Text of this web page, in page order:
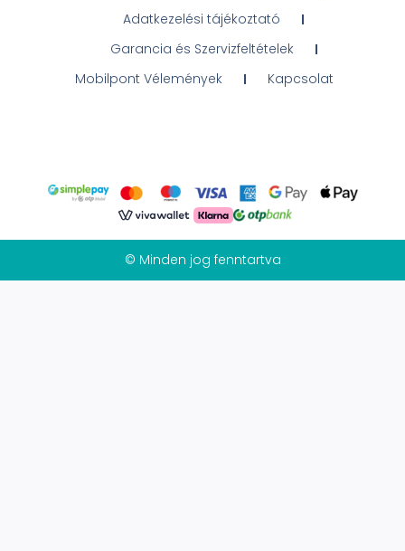
Adatkezelési tájékoztató
Garancia és Szervizfeltételek
Mobilpont Vélemények
Kapcsolat
© Minden jog fenntartva